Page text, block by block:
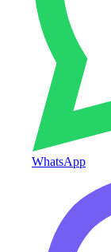
WhatsApp